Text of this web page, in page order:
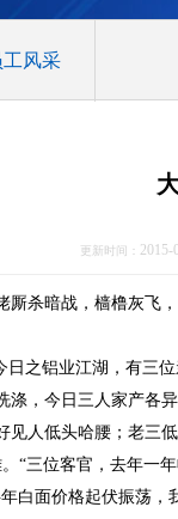
工风采
更新时间：
杀暗战，樯橹灰飞
之铝业江湖，有三
，今日三人家产
人低头哈腰；老三
“三位客官，去年一
白面价格起伏振荡